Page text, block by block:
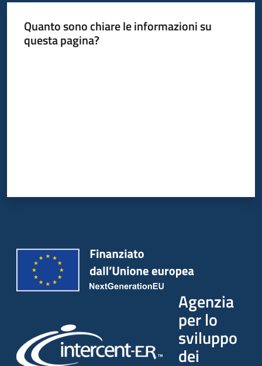
Quanto sono chiare le informazioni su
questa pagina?
Agenzia
per lo
sviluppo
dei